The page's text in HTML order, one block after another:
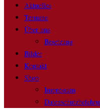
Aktuelles
Termine
Über uns
Besetzung
Bilder
Kontakt
Shop
Impressum